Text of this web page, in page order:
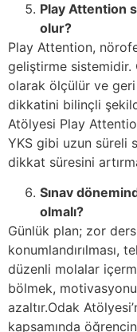
Play Attention
olur?
Play Attention,
geliştirme sistemidir.
olarak ölçülür ve
dikkatini bilinçli
Atölyesi Play
YKS gibi uzun süreli
dikkat süresini
Sınav
olmalı?
Günlük plan; zor
konumlandırılması,
düzenli molalar
bölmek, motivasyonu
azaltır.Odak
kapsamında